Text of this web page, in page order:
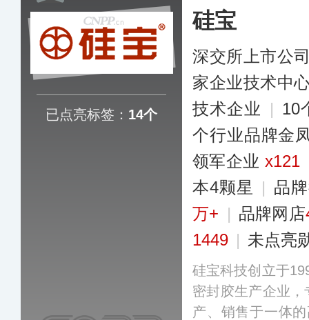
已点亮标签： 14个
硅宝
深交所上市公
家企业技术中
技术企业 | 10
个行业品牌金
领军企业 x121
本4颗星
| 品
万+ | 品牌网店
1449 | 未点亮
硅宝科技创立于
密封胶生产企业
产、销售于一体